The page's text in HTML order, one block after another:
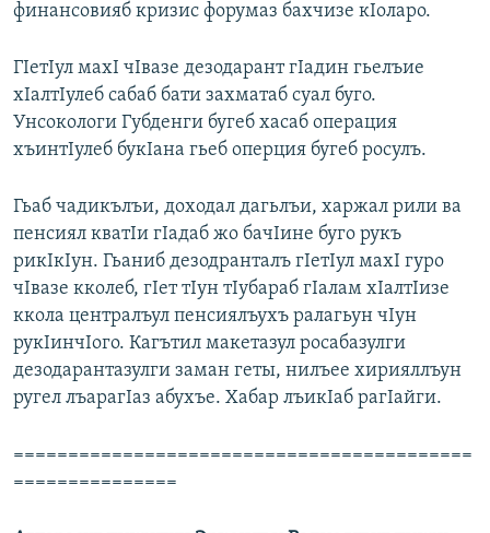
финансовияб кризис форумаз бахчизе кIоларо.
ГIетIул махI чIвазе дезодарант гIадин гьелъие
хIалтIулеб сабаб бати захматаб суал буго.
Унсокологи Губденги бугеб хасаб операция
хъинтIулеб букIана гьеб оперция бугеб росулъ.
Гьаб чадикълъи, доходал дагьлъи, харжал рили ва
пенсиял кватIи гIадаб жо бачIине буго рукъ
рикIкIун. Гьаниб дезодранталъ гIетIул махI гуро
чIвазе кколеб, гIет тIун тIубараб гIалам хIалтIизе
ккола централъул пенсиялъухъ ралагьун чIун
рукIинчIого. Кагътил макетазул росабазулги
дезодарантазулги заман геты, нилъее хирияллъун
ругел лъарагIаз абухъе. Хабар лъикIаб рагIайги.
==========================================
===============